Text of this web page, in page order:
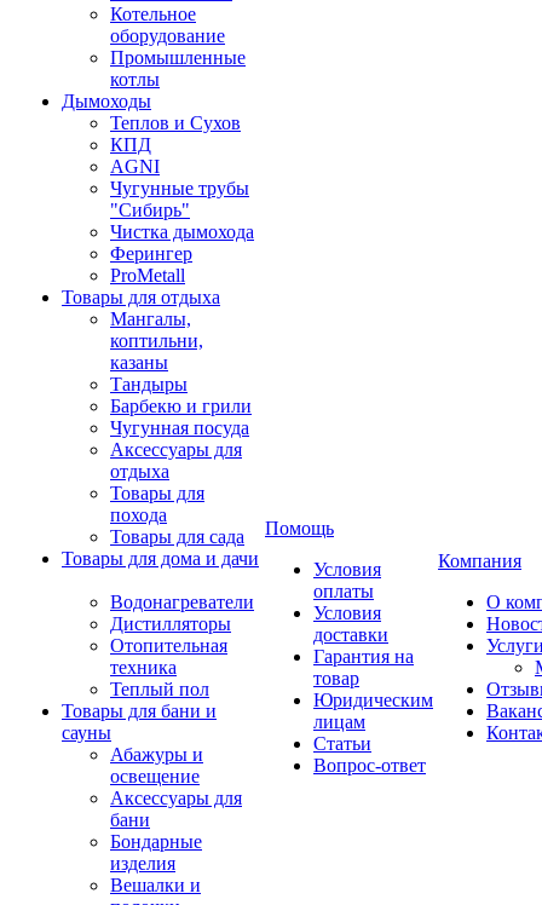
Котельное
оборудование
Промышленные
котлы
Дымоходы
Теплов и Сухов
КПД
AGNI
Чугунные трубы
"Сибирь"
Чистка дымохода
Ферингер
ProMetall
Товары для отдыха
Мангалы,
коптильни,
казаны
Тандыры
Барбекю и грили
Чугунная посуда
Аксессуары для
отдыха
Товары для
похода
Товары для сада
Товары для дома и дачи
Водонагреватели
Дистилляторы
Отопительная
техника
Теплый пол
Товары для бани и
сауны
Абажуры и
освещение
Аксессуары для
бани
Бондарные
изделия
Вешалки и
Помощь
Условия
оплаты
Условия
доставки
Гарантия на
товар
Юридическим
лицам
Статьи
Вопрос-ответ
Компания
О